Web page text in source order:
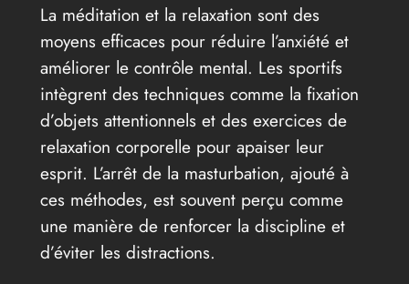
La méditation et la relaxation sont des
moyens efficaces pour réduire l’anxiété et
améliorer le contrôle mental. Les sportifs
intègrent des techniques comme la fixation
d’objets attentionnels et des exercices de
relaxation corporelle pour apaiser leur
esprit. L’arrêt de la masturbation, ajouté à
ces méthodes, est souvent perçu comme
une manière de renforcer la discipline et
d’éviter les distractions.